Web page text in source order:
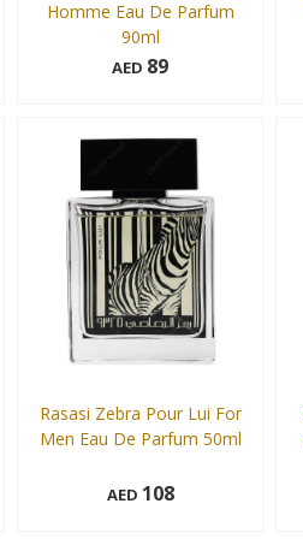
Homme Eau De Parfum
90ml
AED 89
Add to cart
Rasasi Zebra Pour Lui For
Men Eau De Parfum 50ml
AED 108